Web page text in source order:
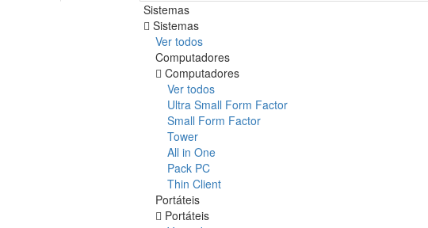
Sistemas
Sistemas
Ver todos
Computadores
Computadores
Ver todos
Ultra Small Form Factor
Small Form Factor
Tower
All in One
Pack PC
Thin Client
Portáteis
Portáteis